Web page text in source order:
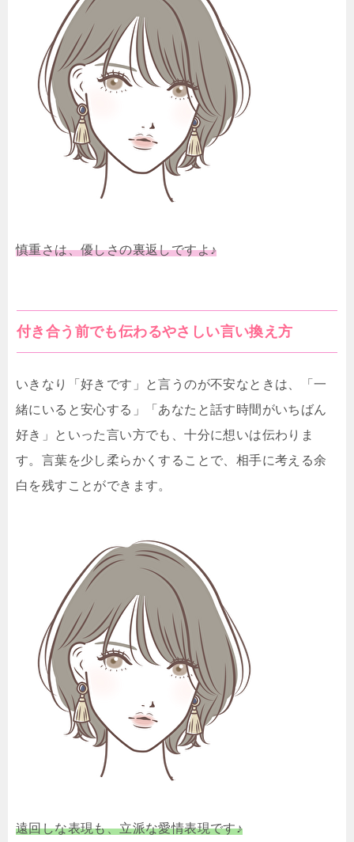
慎重さは、優しさの裏返しですよ♪
付き合う前でも伝わるやさしい言い換え方
いきなり「好きです」と言うのが不安なときは、「一
緒にいると安心する」「あなたと話す時間がいちばん
好き」といった言い方でも、十分に想いは伝わりま
す。言葉を少し柔らかくすることで、相手に考える余
白を残すことができます。
遠回しな表現も、立派な愛情表現です♪